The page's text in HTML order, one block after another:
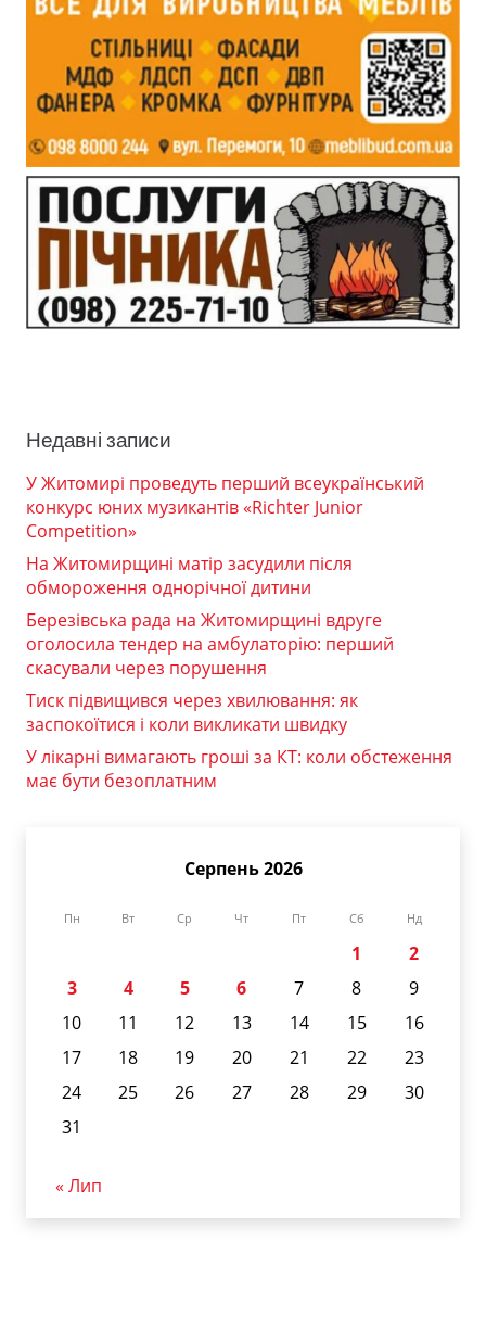
Недавні записи
У Житомирі проведуть перший всеукраїнський
конкурс юних музикантів «Richter Junior
Competition»
На Житомирщині матір засудили після
обмороження однорічної дитини
Березівська рада на Житомирщині вдруге
оголосила тендер на амбулаторію: перший
скасували через порушення
Тиск підвищився через хвилювання: як
заспокоїтися і коли викликати швидку
У лікарні вимагають гроші за КТ: коли обстеження
має бути безоплатним
Серпень 2026
Пн Вт Ср Чт Пт Сб Нд
1
2
3
4 5 6 7 8
9
10
11 12 13 14 15
16
17
18 19 20 21 22
23
24
25 26 27 28 29
30
31
« Лип